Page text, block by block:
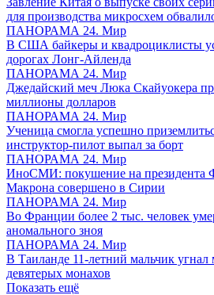
для производства микросхем
ПАНОРАМА 24. Мир
В США байкеры и квадроциклисты
дорогах Лонг-Айленда
ПАНОРАМА 24. Мир
Джедайский меч Люка Скайуокера
миллионы долларов
ПАНОРАМА 24. Мир
Ученица смогла успешно
инструктор-пилот выпал за борт
ПАНОРАМА 24. Мир
ИноСМИ: покушение на президента
Макрона совершено в Сирии
ПАНОРАМА 24. Мир
Во Франции более 2 тыс. человек
аномального зноя
ПАНОРАМА 24. Мир
В Таиланде 11-летний мальчик
девятерых монахов
Показать ещё